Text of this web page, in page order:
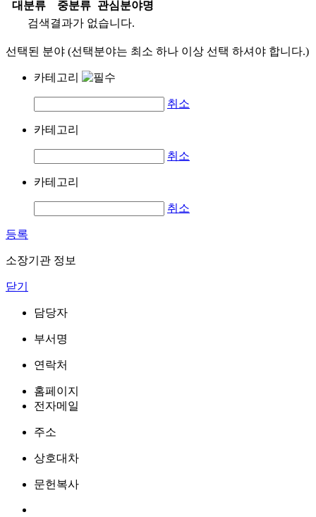
대분류
중분류
관심분야명
검색결과가 없습니다.
선택된 분야 (선택분야는 최소 하나 이상 선택 하셔야 합니다.)
카테고리
취소
카테고리
취소
카테고리
취소
등록
소장기관 정보
닫기
담당자
부서명
연락처
홈페이지
전자메일
주소
상호대차
문헌복사